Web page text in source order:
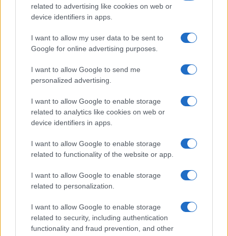
related to advertising like cookies on web or
device identifiers in apps.
I want to allow my user data to be sent to
Google for online advertising purposes.
I want to allow Google to send me
personalized advertising.
I want to allow Google to enable storage
related to analytics like cookies on web or
device identifiers in apps.
I want to allow Google to enable storage
related to functionality of the website or app.
I want to allow Google to enable storage
related to personalization.
I want to allow Google to enable storage
related to security, including authentication
functionality and fraud prevention, and other
Continua a leggere
SHOPPING NERD